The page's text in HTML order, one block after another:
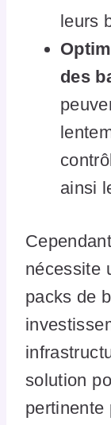
leurs
des
ainsi
nécessite
packs de
solution
pertinente